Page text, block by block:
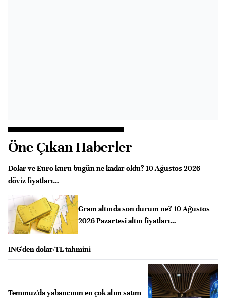
Öne Çıkan Haberler
Dolar ve Euro kuru bugün ne kadar oldu? 10 Ağustos 2026
döviz fiyatları…
Gram altında son durum ne? 10 Ağustos
2026 Pazartesi altın fiyatları…
ING'den dolar/TL tahmini
Temmuz'da yabancının en çok alım satım